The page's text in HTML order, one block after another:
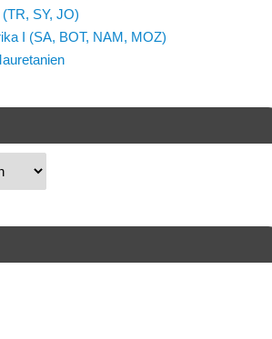
SY, JO)
I (SA, BOT, NAM, MOZ)